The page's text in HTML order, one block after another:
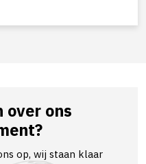
over ons
op, wij staan klaar